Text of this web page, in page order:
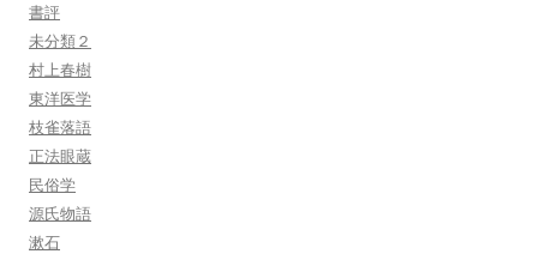
書評
未分類２
村上春樹
東洋医学
枝雀落語
正法眼蔵
民俗学
源氏物語
漱石